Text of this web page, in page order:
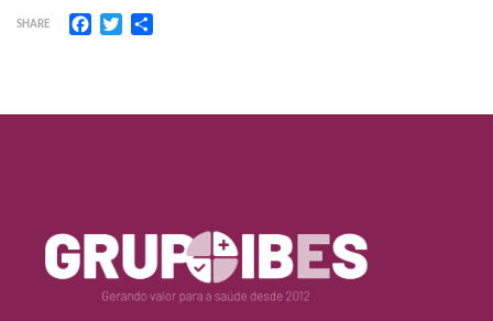
SHARE Facebook
Twitter